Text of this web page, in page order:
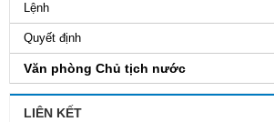
Lệnh
Quyết định
Văn phòng Chủ tịch nước
LIÊN KẾT